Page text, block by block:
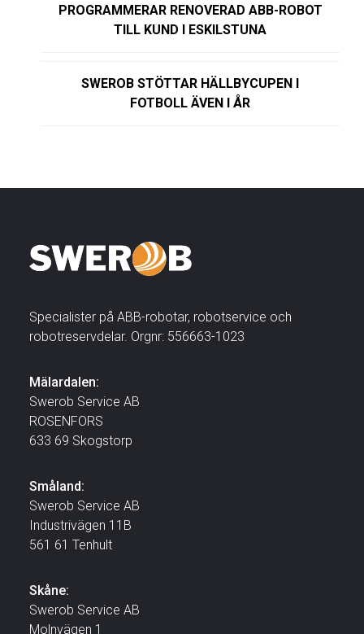
PROGRAMMERAR RENOVERAD ABB-ROBOT
TILL KUND I ESKILSTUNA
SWEROB STÖTTAR HÄLLBYCUPEN I
FOTBOLL ÄVEN I ÅR
Specialister på ABB-robotar, robotservice och
robotreservdelar. Orgnr: 556663-1023
Mälardalen:
Swerob Service AB
ROSENFORS
633 69 Skogstorp
Småland:
Swerob Service AB
Industrivägen 11B
561 61 Tenhult
Skåne:
Swerob Service AB
Molnvägen 1